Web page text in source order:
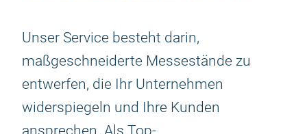
Unser Service besteht darin,
maßgeschneiderte Messestände zu
entwerfen, die Ihr Unternehmen
widerspiegeln und Ihre Kunden
ansprechen. Als Top-